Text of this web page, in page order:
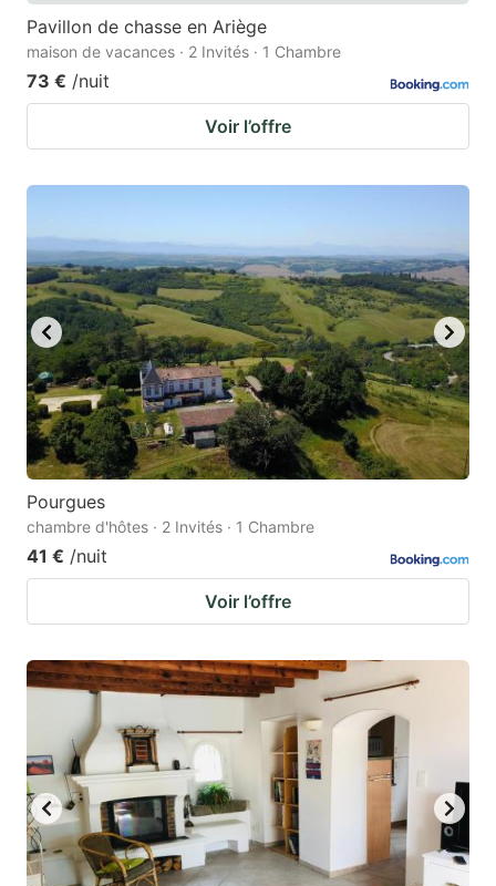
changing
dates.
dates.
Pavillon de chasse en Ariège
maison de vacances · 2 Invités · 1 Chambre
73 € /nuit
Voir l’offre
Pourgues
chambre d'hôtes · 2 Invités · 1 Chambre
41 € /nuit
Voir l’offre